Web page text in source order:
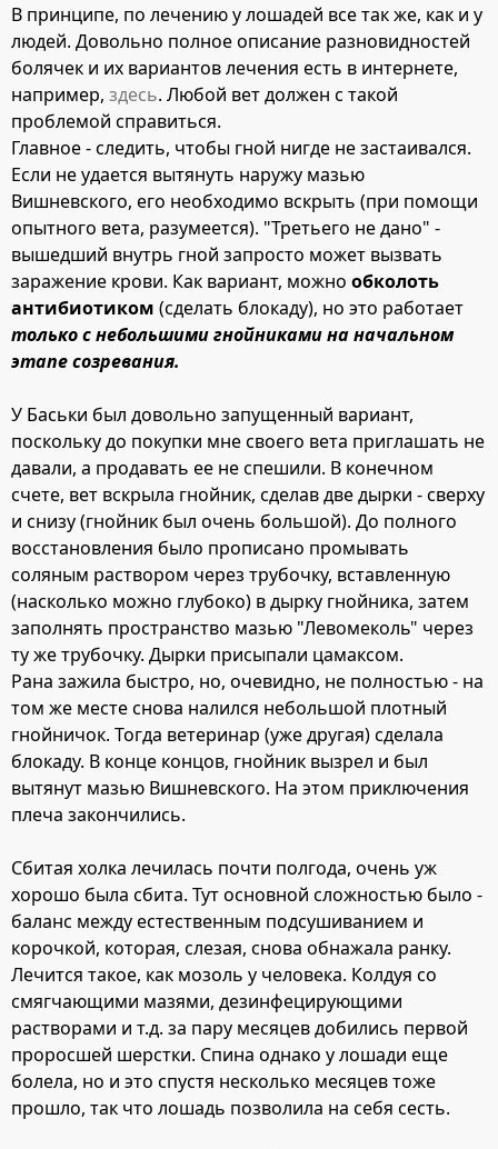
В принципе, по лечению у лошадей все так же, как и у
людей. Довольно полное описание разновидностей
болячек и их вариантов лечения есть в интернете,
например, здесь. Любой вет должен с такой
проблемой справиться.
Главное - следить, чтобы гной нигде не застаивался.
Если не удается вытянуть наружу мазью
Вишневского, его необходимо вскрыть (при помощи
опытного вета, разумеется). "Третьего не дано" -
вышедший внутрь гной запросто может вызвать
заражение крови. Как вариант, можно обколоть
антибиотиком (сделать блокаду), но это работает
только с небольшими гнойниками на начальном
этапе созревания.
У Баськи был довольно запущенный вариант,
поскольку до покупки мне своего вета приглашать не
давали, а продавать ее не спешили. В конечном
счете, вет вскрыла гнойник, сделав две дырки - сверху
и снизу (гнойник был очень большой). До полного
восстановления было прописано промывать
соляным раствором через трубочку, вставленную
(насколько можно глубоко) в дырку гнойника, затем
заполнять пространство мазью "Левомеколь" через
ту же трубочку. Дырки присыпали цамаксом.
Рана зажила быстро, но, очевидно, не полностью - на
том же месте снова налился небольшой плотный
гнойничок. Тогда ветеринар (уже другая) сделала
блокаду. В конце концов, гнойник вызрел и был
вытянут мазью Вишневского. На этом приключения
плеча закончились.
Сбитая холка лечилась почти полгода, очень уж
хорошо была сбита. Тут основной сложностью было -
баланс между естественным подсушиванием и
корочкой, которая, слезая, снова обнажала ранку.
Лечится такое, как мозоль у человека. Колдуя со
смягчающими мазями, дезинфецирующими
растворами и т.д. за пару месяцев добились первой
проросшей шерстки. Спина однако у лошади еще
болела, но и это спустя несколько месяцев тоже
прошло, так что лошадь позволила на себя сесть.